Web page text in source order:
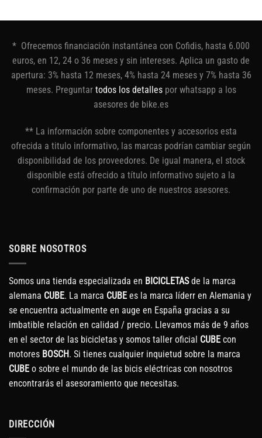
* Ofrecemos financiación instantánea con Cofidis, hasta 6.000
euros, en 12, 24 o 36 meses y sin intereses. Aplica un gasto de
apertura: 3% hasta 12 meses, 4% hasta 24 meses y 7% hasta 36
meses. Preguntar todos los detallespor whatsapp a los
asesores de bike.es
** La información sobre componentes y accesorios esta
ofrecida a titulo informativo, las marcas podrían cambiar según
disponibilidad de los proveedores. De igual manera, el stock
disponible está ofrecido a título informativo sujeto a la
confirmación por parte de uno de nuestros asesores.
SOBRE NOSOTROS
Somos una tienda especializada en BICICLETASde la marca
alemana CUBE. La marca CUBE es la marca líderr en Alemania y
se encuentra actualmente en auge en España gracias a su
imbatible relación en calidad / precio. Llevamos más de 9 años
en el sector de las bicicletas y somos taller oficial CUBE con
motores BOSCH. Si tienes cualquier inquietud sobre la marca
CUBE o sobre el mundo de las bicis eléctricas con nosotros
encontrarás el asesoramiento que necesitas.
DIRECCIÓN